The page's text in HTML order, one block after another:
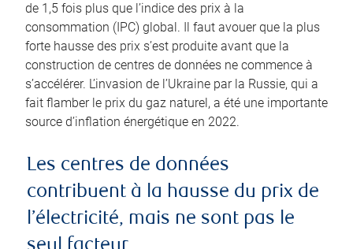
de 1,5 fois plus que l’indice des prix à la
consommation (IPC) global. Il faut avouer que la plus
forte hausse des prix s’est produite avant que la
construction de centres de données ne commence à
s’accélérer. L’invasion de l’Ukraine par la Russie, qui a
fait flamber le prix du gaz naturel, a été une importante
source d’inflation énergétique en 2022.
Les centres de données
contribuent à la hausse du prix de
l’électricité, mais ne sont pas le